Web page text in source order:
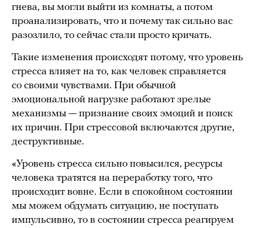
гнева, вы могли выйти из комнаты, а потом
проанализировать, что и почему так сильно вас
разозлило, то сейчас стали просто кричать.
Такие изменения происходят потому, что уровень
стресса влияет на то, как человек справляется
со своими чувствами. При обычной
эмоциональной нагрузке работают зрелые
механизмы — признание своих эмоций и поиск
их причин. При стрессовой включаются другие,
деструктивные.
«Уровень стресса сильно повысился, ресурсы
человека тратятся на переработку того, что
происходит вовне. Если в спокойном состоянии
мы можем обдумать ситуацию, не поступать
импульсивно, то в состоянии стресса реагируем